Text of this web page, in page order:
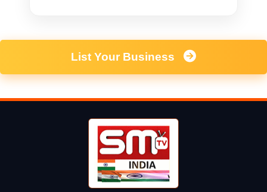
List Your Business